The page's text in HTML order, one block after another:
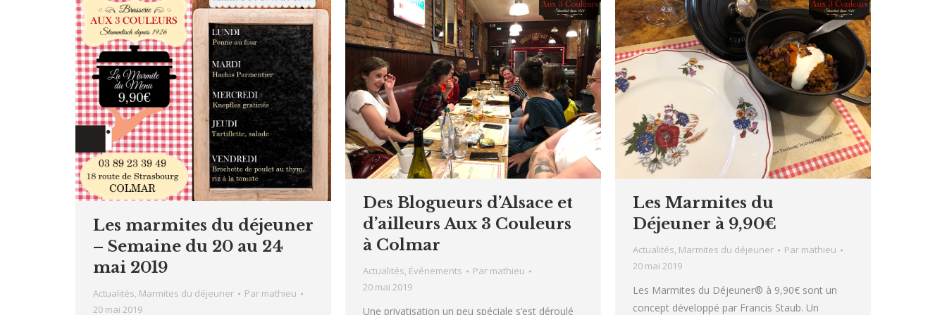
Les marmites du déjeuner
– Semaine du 20 au 24
mai 2019
Actualités, Marmites du déjeuner Par mathieu
20 mai 2019
Des Blogueurs d’Alsace et
d’ailleurs Aux 3 Couleurs
à Colmar
Actualités, Événements Par mathieu
20 mai 2019
Une privatisation un peu spéciale s’est déroulé
Les Marmites du
Déjeuner à 9,90€
Actualités, Marmites du déjeuner Par mathieu
20 mai 2019
Les Marmites du Déjeuner® à 9,90€ sont un
concept développé par Francis Staub. Un